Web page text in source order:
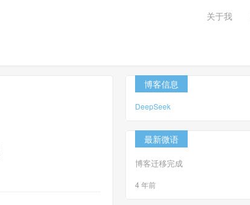
关于我
博客信息
DeepSeek
最新微语
博客迁移完成
4 年前